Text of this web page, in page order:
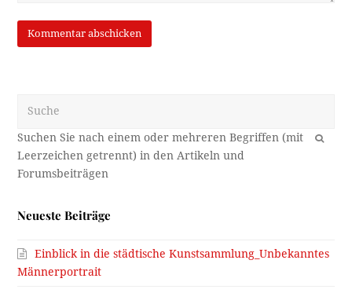
OK
Neueste Beiträge
Einblick in die städtische Kunstsammlung_Unbekanntes
Männerportrait